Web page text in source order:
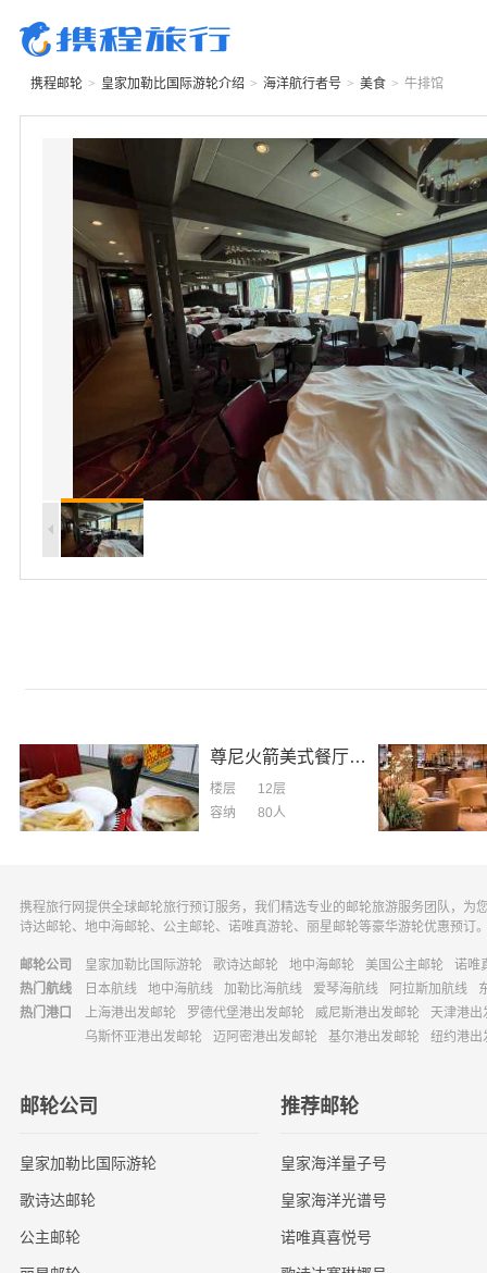
携程邮轮 > 皇家加勒比国际游轮介绍 > 海洋航行者号 > 美食 > 牛排馆
尊尼火箭美式餐厅Johnny Rockets
楼层
12层
容纳
80人
携程旅行网提供全球邮轮旅行预订服务，我们精选专业的邮轮旅游服务团队，
诗达邮轮、地中海邮轮、公主邮轮、诺唯真游轮、丽星邮轮等豪华游轮优惠预订
邮轮公司 皇家加勒比国际游轮 歌诗达邮轮 地中海邮轮 美国公主邮轮
诺唯
热门航线
日本航线 地中海航线 加勒比海航线 爱琴海航线 阿拉斯加航线
热门港口
上海港出发邮轮 罗德代堡港出发邮轮 威尼斯港出发邮轮
天津港出
乌斯怀亚港出发邮轮
迈阿密港出发邮轮 基尔港出发邮轮 纽约港出
邮轮公司
皇家加勒比国际游轮
歌诗达邮轮
公主邮轮
推荐邮轮
皇家海洋量子号
皇家海洋光谱号
诺唯真喜悦号